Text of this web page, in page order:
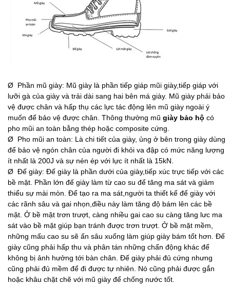
Ø Phần mũ giày: Mũ giày là phần tiếp giáp mũi giày,tiếp giáp với
lưỡi gà của giày và trải dài sang hai bên má giày. Mũ giày phải bảo
vệ được chân và hấp thụ các lực tác động lên mũ giày ngoài ý
muốn để bảo vệ được chân. Thông thường mũ giày bảo hộ có
pho mũi an toàn bằng thép hoặc composite cứng.
Ø Pho mũi an toàn: Là chi tiết của giày, ủng ở bên trong giày dùng
để bảo vệ ngón chân của người đi khỏi va đập có mức năng lượng
ít nhất là 200J và sự nén ép với lực ít nhất là 15kN.
Ø Đế giày: Đế giày là phần dưới của giày,tiếp xúc trực tiếp với các
bề mặt. Phần lớn đế giày làm từ cao su để tăng ma sát và giảm
thiểu sự mài mòn. Để tạo ra ma sát,người ta thiết kế đế giày với
các rãnh sâu và gai nhọn,điều này làm tăng độ bám lên các bề
mặt. Ở bề mặt trơn trượt, càng nhiều gai cao su càng tăng lưc ma
sát vào bề mặt giúp bạn tránh được trơn trượt. Ở bề mặt mềm,
những mấu cao su sẽ ấn sâu xuống làm giúp giày bám tốt hơn. Đế
giày cũng phải hấp thu và phân tán những chấn động khác để
không bị ảnh hưởng tới bàn chân. Đế giày phải đủ cứng nhưng
cũng phải đủ mềm để đi được tự nhiên. Nó cũng phải được gắn
hoặc khâu chặt chẽ với mũ giày để chống nước tốt.